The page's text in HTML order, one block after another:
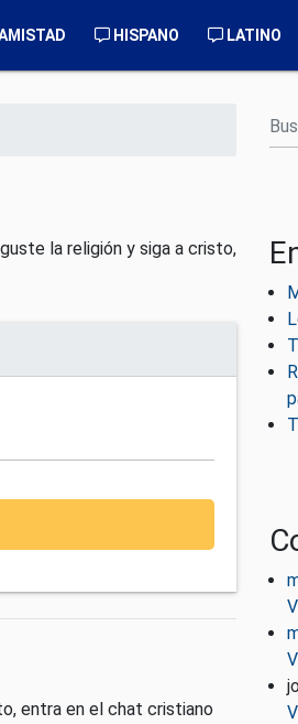
HISPANO LATINO
la religión y siga a cristo,
entra en el chat cristiano